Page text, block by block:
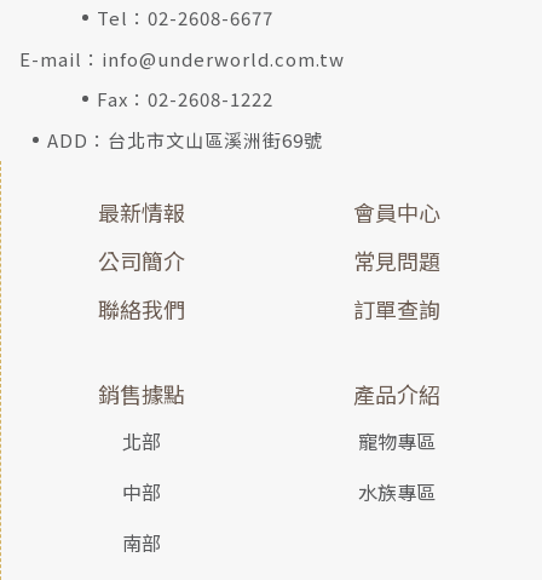
Tel：02-2608-6677
E-mail： info@underworld.com.tw
Fax：02-2608-1222
ADD：台北市文山區溪洲街69號
最新情報
公司簡介
聯絡我們
會員中心
常見問題
訂單查詢
銷售據點
北部
中部
南部
產品介紹
寵物專區
水族專區